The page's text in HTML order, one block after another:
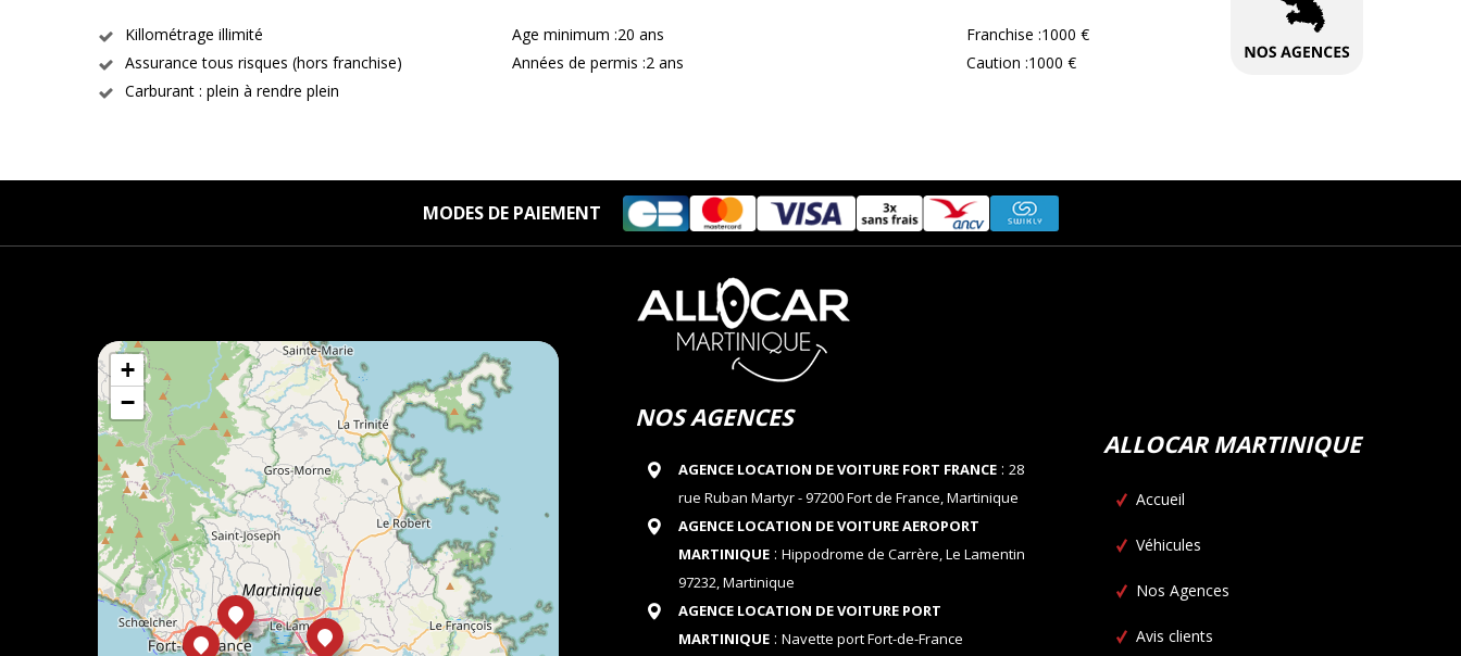
Killométrage illimité
Assurance tous risques (hors franchise)
Carburant : plein à rendre plein
Age minimum :20 ans
Années de permis :2 ans
Franchise :1000 €
Caution :1000 €
MODES DE PAIEMENT
+
−
NOS AGENCES
AGENCE LOCATION DE VOITURE FORT FRANCE: 28
rue Ruban Martyr - 97200 Fort de France, Martinique
AGENCE LOCATION DE VOITURE AEROPORT
MARTINIQUE: Hippodrome de Carrère, Le Lamentin
97232, Martinique
AGENCE LOCATION DE VOITURE PORT
MARTINIQUE: Navette port Fort-de-France
ALLOCAR MARTINIQUE
Accueil
Véhicules
Nos Agences
Avis clients